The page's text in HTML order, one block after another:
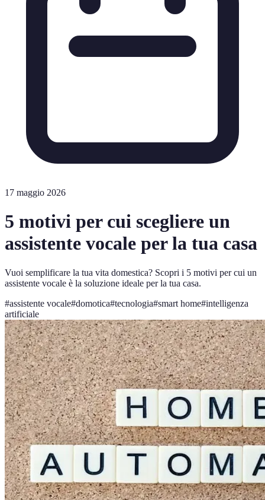
17 maggio 2026
5 motivi per cui scegliere un
assistente vocale per la tua casa
Vuoi semplificare la tua vita domestica? Scopri i 5 motivi per cui un
assistente vocale è la soluzione ideale per la tua casa.
#assistente vocale#domotica#tecnologia#smart home#intelligenza
artificiale